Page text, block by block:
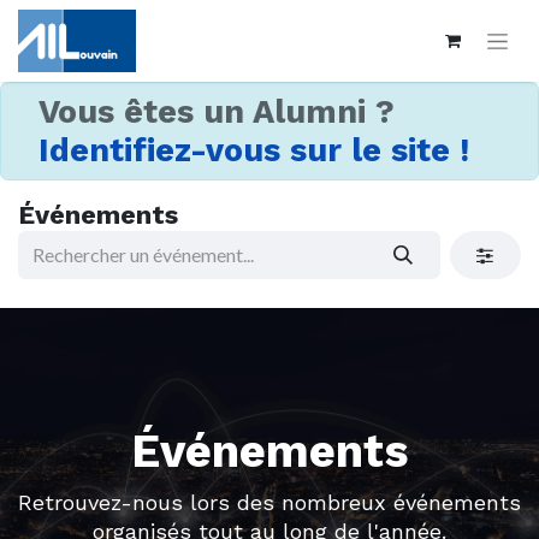
Vous êtes un Alumni ?
Identifiez-vous sur le site !
Événements
Événements
Retrouvez-nous lors des nombreux événements
organisés tout au long de l'année.